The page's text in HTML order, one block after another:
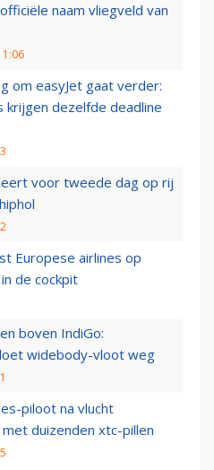
naam vliegveld van
om easyJet gaat verder:
dezelfde deadline
voor tweede dag op rij
Europese airlines op
de cockpit
boven IndiGo:
widebody-vloot weg
piloot na vlucht
duizenden xtc-pillen